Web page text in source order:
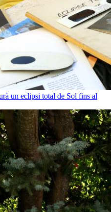
un eclipsi total de Sol fins al